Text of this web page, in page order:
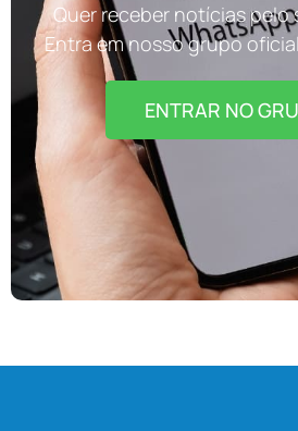
Quer receber notícias pelo
Entra em nosso grupo
ENTRAR NO